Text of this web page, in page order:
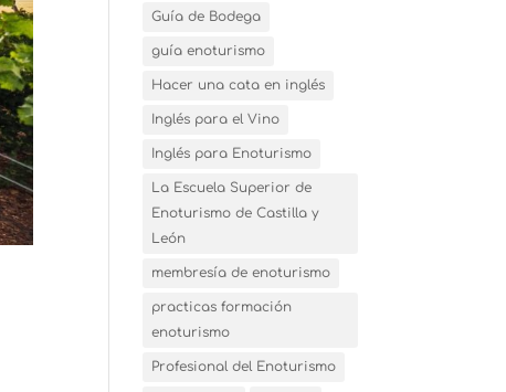
Guía de Bodega
guía enoturismo
Hacer una cata en inglés
Inglés para el Vino
Inglés para Enoturismo
La Escuela Superior de
Enoturismo de Castilla y
León
membresía de enoturismo
practicas formación
enoturismo
Profesional del Enoturismo